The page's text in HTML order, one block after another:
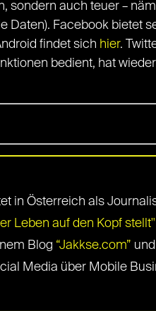
sondern auch teuer –
Daten). Facebook bietet
findet sich hier.
bedient, hat
in Österreich als
Leben auf den Kopf stellt"
Blog “Jakkse.com”
Media über Mobile